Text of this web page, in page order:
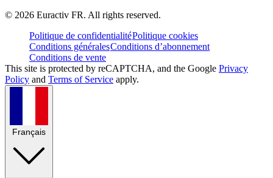
© 2026 Euractiv FR. All rights reserved.
Politique de confidentialitéPolitique cookies
Conditions généralesConditions d’abonnement
Conditions de vente
This site is protected by reCAPTCHA, and the Google Privacy
Policy and Terms of Service apply.
Français